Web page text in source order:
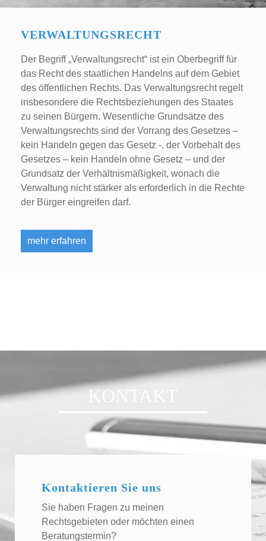
VERWALTUNGSRECHT
Der Begriff „Verwaltungsrecht“ ist ein Oberbegriff für
das Recht des staatlichen Handelns auf dem Gebiet
des öffentlichen Rechts. Das Verwaltungsrecht regelt
insbesondere die Rechtsbeziehungen des Staates
zu seinen Bürgern. Wesentliche Grundsätze des
Verwaltungsrechts sind der Vorrang des Gesetzes –
kein Handeln gegen das Gesetz -, der Vorbehalt des
Gesetzes – kein Handeln ohne Gesetz – und der
Grundsatz der Verhältnismäßigkeit, wonach die
Verwaltung nicht stärker als erforderlich in die Rechte
der Bürger eingreifen darf.
mehr erfahren
KONTAKT
Kontaktieren Sie uns
Sie haben Fragen zu meinen
Rechtsgebieten oder möchten einen
Beratungstermin?